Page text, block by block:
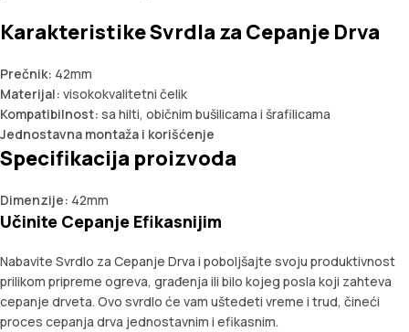
Karakteristike Svrdla za Cepanje Drva
Prečnik: 42mm
Materijal: visokokvalitetni čelik
Kompatibilnost: sa hilti, običnim bušilicama i šrafilicama
Jednostavna montaža i korišćenje
Specifikacija proizvoda
Dimenzije: 42mm
Učinite Cepanje Efikasnijim
Nabavite Svrdlo za Cepanje Drva i poboljšajte svoju produktivnost
prilikom pripreme ogreva, građenja ili bilo kojeg posla koji zahteva
cepanje drveta. Ovo svrdlo će vam uštedeti vreme i trud, čineći
proces cepanja drva jednostavnim i efikasnim.